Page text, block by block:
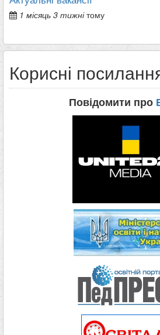
1 місяць 3 тижнітому
Корисні
Повідомити про